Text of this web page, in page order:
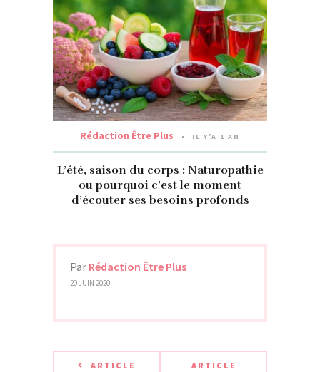
Rédaction Être Plus IL Y'A 1 AN
L’été, saison du corps : Naturopathie
ou pourquoi c’est le moment
d’écouter ses besoins profonds
Par Rédaction Être Plus
20 JUIN 2020
ARTICLE
ARTICLE